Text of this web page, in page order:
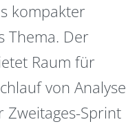
kompakter
Thema. Der
Raum für
von Analyse
Zweitages-Sprint